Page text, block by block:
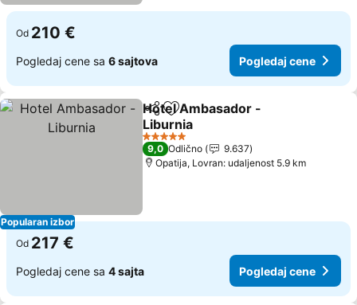
Od 210 €
Pogledaj cene sa 6 sajtova Pogledaj cene
Popularan izbor
Deli Dodati u favorite
Hotel Ambasador -
Liburnia
Pogledaj cene
5 Zvezdice
9,0 Odlično
9.637
Opatija, Lovran: udaljenost 5.9 km
Od 217 €
Pogledaj cene sa 4 sajta Pogledaj cene